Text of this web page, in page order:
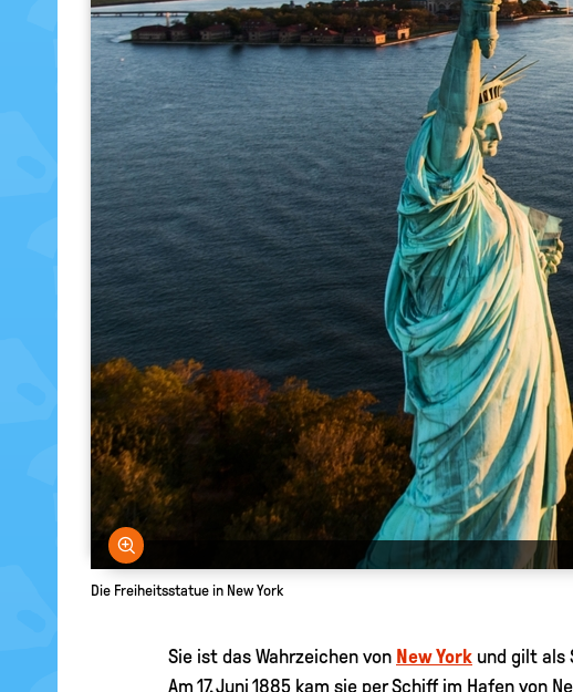
Bild vergrößern
Die Freiheitsstatue in New York
Sie ist das Wahrzeichen von New York und gilt als
Am 17. Juni 1885 kam sie per Schiff im Hafen von